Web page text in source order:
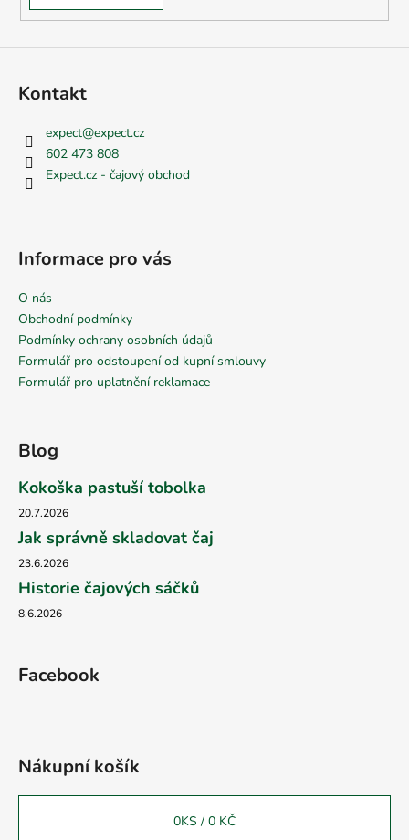
Kontakt
expect@expect.cz
602 473 808
Expect.cz - čajový obchod
Informace pro vás
O nás
Obchodní podmínky
Podmínky ochrany osobních údajů
Formulář pro odstoupení od kupní smlouvy
Formulář pro uplatnění reklamace
Blog
Kokoška pastuší tobolka
20.7.2026
Jak správně skladovat čaj
23.6.2026
Historie čajových sáčků
8.6.2026
Facebook
Nákupní košík
0KS / 0 KČ